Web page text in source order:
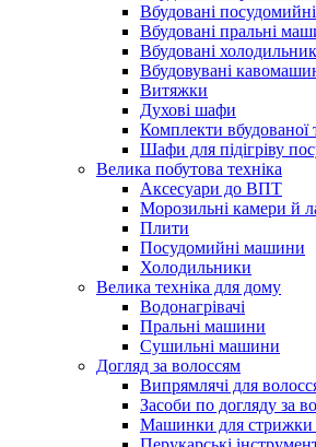
Вбудовані
Вбудовані пральні
Вбудовані
Вбудовувані
Витяжки
Духові шафи
Комплекти вбудованої
Шафи для підігріву
Велика побутова техніка
Аксесуари до ВПТ
Морозильні камери й
Плити
Посудомийні машини
Холодильники
Велика техніка для дому
Водонагрівачі
Пральні машини
Сушильні машини
Догляд за волоссям
Випрямлячі для
Засоби по догляду за
Машинки для стрижки